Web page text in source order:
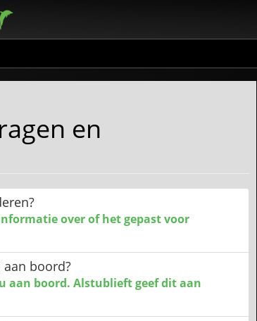
en
over of het gepast voor
boord?
aan boord. Alstublieft geef dit aan